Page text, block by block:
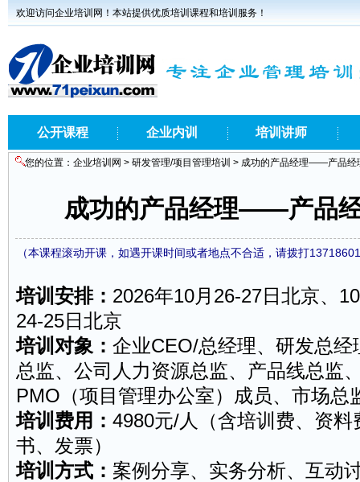
欢迎访问企业培训网！本站提供优质培训课程和培训服务！
公开课程 企业内训 培训讲师
您的位置： 企业培训网 > 研发管理/项目管理培训 > 成功的产品经理——产品经
成功的产品经理——产品
（本课程滚动开课，如遇开课时间或者地点不合适，请拨打
培训安排： 2026年10月26-27日北京、
24-25日北京
培训对象： 企业CEO/总经理、 研发总经
总监、公司人力资源总监、产品线总监
PMO（项目管理办公室）成员、市场总
培训费用： 4980元/人（含培训费、资
书、发票）
培训方式： 案例分享、实务分析、互动